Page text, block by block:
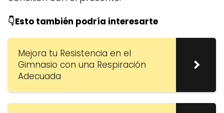
👇Esto también podría interesarte
Mejora tu Resistencia en el
Gimnasio con una Respiración
Adecuada